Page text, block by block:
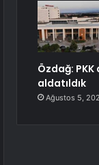
Özdağ:
aldatıldık
Ağustos 5,